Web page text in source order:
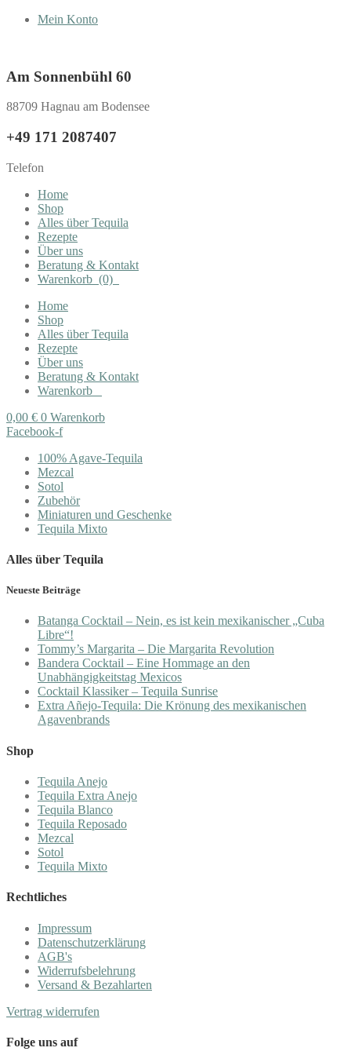
Mein Konto
Am Sonnenbühl 60
88709 Hagnau am Bodensee
+49 171 2087407
Telefon
Home
Shop
Alles über Tequila
Rezepte
Über uns
Beratung & Kontakt
Warenkorb (0)
Home
Shop
Alles über Tequila
Rezepte
Über uns
Beratung & Kontakt
Warenkorb
0,00 € 0 Warenkorb
Facebook-f
100% Agave-Tequila
Mezcal
Sotol
Zubehör
Miniaturen und Geschenke
Tequila Mixto
Alles über Tequila
Neueste Beiträge
Batanga Cocktail – Nein, es ist kein mexikanischer „Cuba
Libre“!
Tommy’s Margarita – Die Margarita Revolution
Bandera Cocktail – Eine Hommage an den
Unabhängigkeitstag Mexicos
Cocktail Klassiker – Tequila Sunrise
Extra Añejo-Tequila: Die Krönung des mexikanischen
Agavenbrands
Shop
Tequila Anejo
Tequila Extra Anejo
Tequila Blanco
Tequila Reposado
Mezcal
Sotol
Tequila Mixto
Rechtliches
Impressum
Datenschutzerklärung
AGB's
Widerrufsbelehrung
Versand & Bezahlarten
Vertrag widerrufen
Folge uns auf